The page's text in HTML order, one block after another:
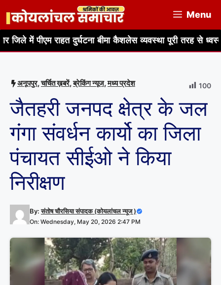
content
Menu
राहत दुर्घटना बीमा कैशलेस व्यवस्था पूरी तरह से ध्वस्त
अनूपपुर,चर्चित ख़बरें,ब्रेकिंग न्यूज,मध्य प्रदेश 100
जैतहरी जनपद क्षेत्र के जल
गंगा संवर्धन कार्यो का जिला
पंचायत सीईओ ने किया
निरीक्षण
By:संतोष चौरसिया संपादक (कोयलांचल न्यूज )
On: Wednesday, May 20, 2026 2:47 PM